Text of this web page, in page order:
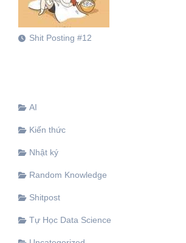
Shit Posting #12
AI
Kiến thức
Nhật ký
Random Knowledge
Shitpost
Tự Học Data Science